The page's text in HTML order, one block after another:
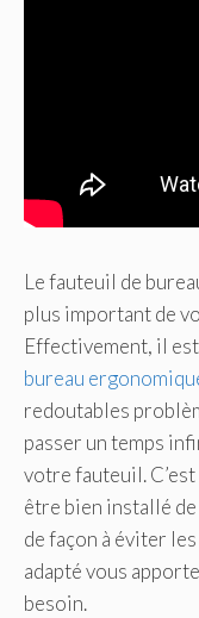
Le fauteuil de
plus important de
Effectivement, il
bureau
redoutables
passer un temps
votre fauteuil.
être bien installé
de façon à éviter
adapté vous
besoin.